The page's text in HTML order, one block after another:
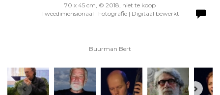
70 x 45 cm, © 2018, niet te koop
Tweedimensionaal | Fotografie | Digitaal bewerkt
Buurman Bert